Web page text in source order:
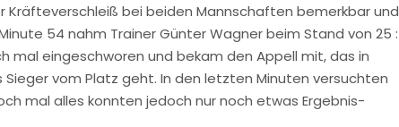
bei beiden Mannschaften bemerkbar und
54 nahm Trainer Günter Wagner beim Stand von 25 :
mal eingeschworen und bekam den Appell mit, das in
vom Platz geht. In den letzten Minuten versuchten
mal alles konnten jedoch nur noch etwas Ergebnis-